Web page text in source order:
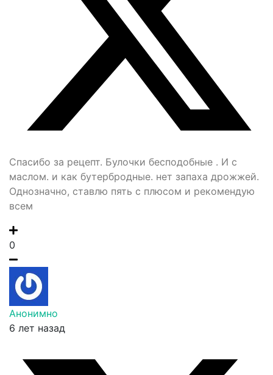
Спасибо за рецепт. Булочки бесподобные . И с
маслом. и как бутербродные. нет запаха дрожжей.
Однозначно, ставлю пять с плюсом и рекомендую
всем
0
Анонимно
6 лет назад